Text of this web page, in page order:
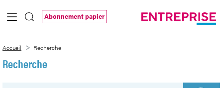
Saut au contenu principal
Abonnement papier
Accueil Recherche
Recherche